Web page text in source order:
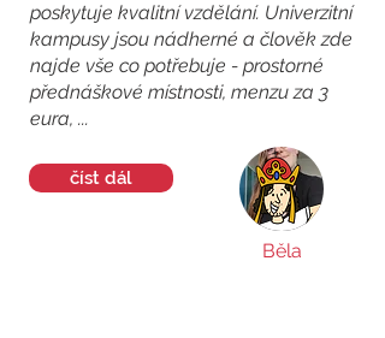
poskytuje kvalitní vzdělání. Univerzitní
kampusy jsou nádherné a člověk zde
najde vše co potřebuje - prostorné
přednáškové místnosti, menzu za 3
eura, ...
číst dál
Běla